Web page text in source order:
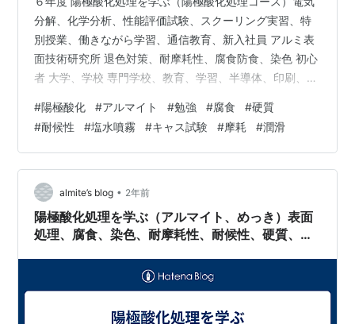
分解、化学分析、性能評価試験、スクーリング実習、特
別授業、働きながら学習、通信教育、新入社員 アルミ表
面技術研究所 退色対策、耐摩耗性、腐食防食、染色 初心
者 大学、学校 専門学校、教育、学習、半導体、印刷、
航空分野、塗装、外装、アルミニウム陽極酸化処理技能
士、技能検定 www.apajapan.org
#陽極酸化 #アルマイト #勉強 #腐食 #硬質
#耐候性 #塩水噴霧 #キャス試験 #摩耗 #潤滑
almite’s blog • 2年前
陽極酸化処理を学ぶ（アルマイト、めっき）表面
処理、腐食、染色、耐摩耗性、耐候性、硬質、機